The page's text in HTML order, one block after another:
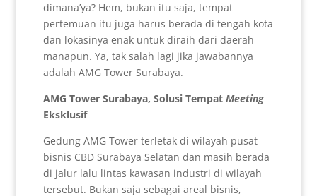
dimana’ya? Hem, bukan itu saja, tempat
pertemuan itu juga harus berada di tengah kota
dan lokasinya enak untuk diraih dari daerah
manapun. Ya, tak salah lagi jika jawabannya
adalah AMG Tower Surabaya.
AMG Tower Surabaya, Solusi Tempat Meeting
Eksklusif
Gedung AMG Tower terletak di wilayah pusat
bisnis CBD Surabaya Selatan dan masih berada
di jalur lalu lintas kawasan industri di wilayah
tersebut. Bukan saja sebagai areal bisnis,